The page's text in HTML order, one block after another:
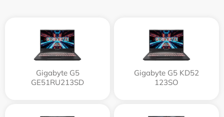
Gigabyte G5
GE51RU213SD
Gigabyte G5 KD52
123SO